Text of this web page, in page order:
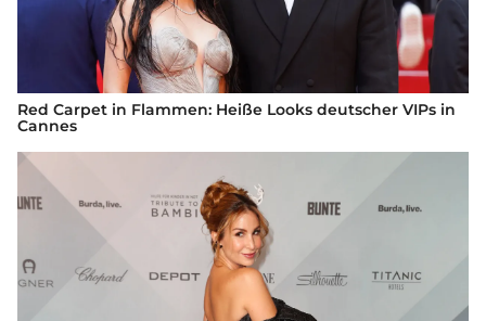
Red Carpet in Flammen: Heiße Looks deutscher VIPs in
Cannes